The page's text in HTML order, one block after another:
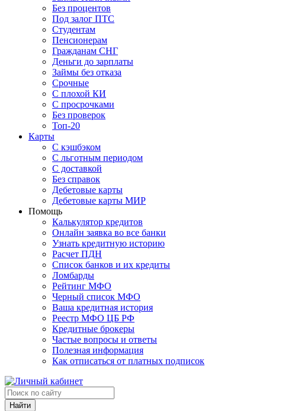
Без процентов
Под залог ПТС
Студентам
Пенсионерам
Гражданам СНГ
Деньги до зарплаты
Займы без отказа
Срочные
С плохой КИ
С просрочками
Без проверок
Топ-20
Карты
С кэшбэком
С льготным периодом
С доставкой
Без справок
Дебетовые карты
Дебетовые карты МИР
Помощь
Калькулятор кредитов
Онлайн заявка во все банки
Узнать кредитную историю
Расчет ПДН
Список банков и их кредиты
Ломбарды
Рейтинг МФО
Черный список МФО
Ваша кредитная история
Реестр МФО ЦБ РФ
Кредитные брокеры
Частые вопросы и ответы
Полезная информация
Как отписаться от платных подписок
Найти